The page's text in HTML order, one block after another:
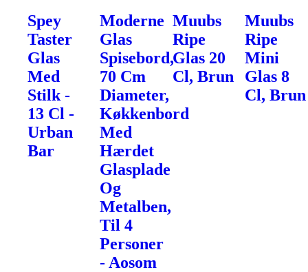
Spey
Taster
Glas
Med
Stilk -
13 Cl -
Urban
Bar
Moderne
Glas
Spisebord,
70 Cm
Diameter,
Køkkenbord
Med
Hærdet
Glasplade
Og
Metalben,
Til 4
Personer
- Aosom
Muubs
Ripe
Glas 20
Cl, Brun
Muubs
Ripe
Mini
Glas 8
Cl, Brun